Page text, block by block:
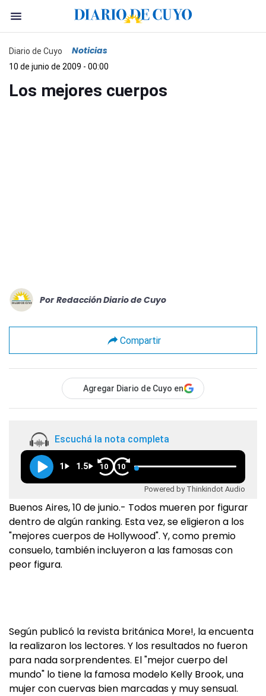
Diario de Cuyo Noticias
10 de junio de 2009 - 00:00
Los mejores cuerpos
Por Redacción Diario de Cuyo
Compartir
Agregar Diario de Cuyo en
Escuchá la nota completa
1 1.5 10 10
Powered by Thinkindot Audio
Buenos Aires, 10 de junio.- Todos mueren por figurar
dentro de algún ranking. Esta vez, se eligieron a los
"mejores cuerpos de Hollywood". Y, como premio
consuelo, también incluyeron a las famosas con
peor figura.
Según publicó la revista británica More!, la encuenta
la realizaron los lectores. Y los resultados no fueron
para nada sorprendentes. El "mejor cuerpo del
mundo" lo tiene la famosa modelo Kelly Brook, una
mujer con cuervas bien marcadas y muy sensual.